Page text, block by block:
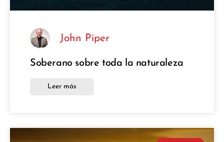
John Piper
Soberano sobre toda la naturaleza
Leer más